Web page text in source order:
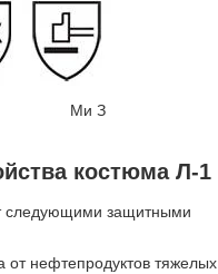
Ми З
костюма Л-1
следующими защитными
нефтепродуктов тяжелых